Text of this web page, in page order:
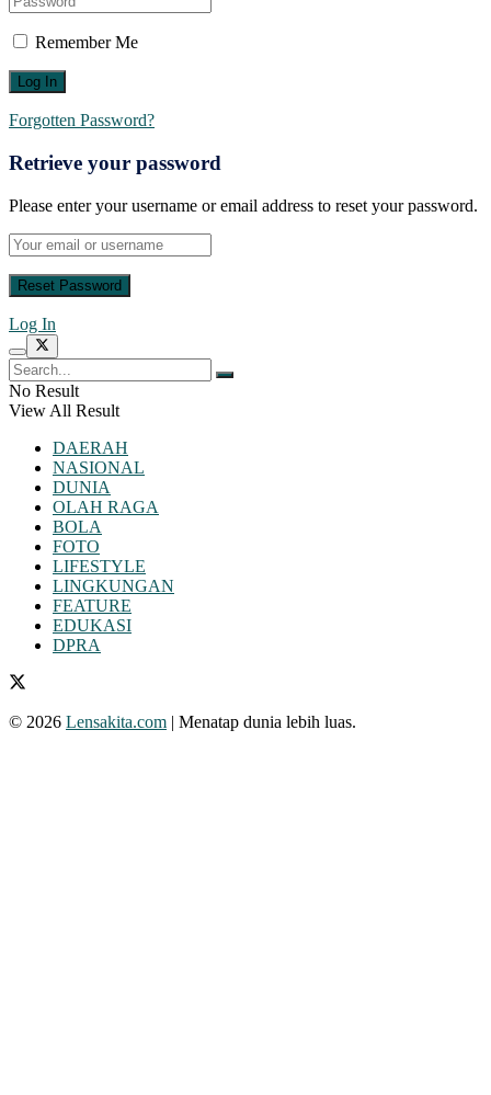
Remember Me
Forgotten Password?
Retrieve your password
Please enter your username or email address to reset your password.
Log In
No Result
View All Result
DAERAH
NASIONAL
DUNIA
OLAH RAGA
BOLA
FOTO
LIFESTYLE
LINGKUNGAN
FEATURE
EDUKASI
DPRA
© 2026 Lensakita.com | Menatap dunia lebih luas.